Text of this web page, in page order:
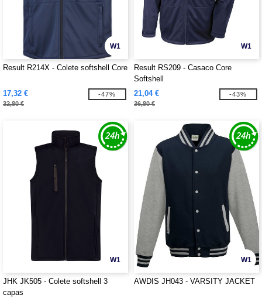
W1
Result R214X - Colete softshell Core
17,32 €
32,80 €
-47%
W1
Result RS209 - Casaco Core
Softshell
21,04 €
36,80 €
-43%
W1
JHK JK505 - Colete softshell 3
capas
W1
AWDIS JH043 - VARSITY JACKET